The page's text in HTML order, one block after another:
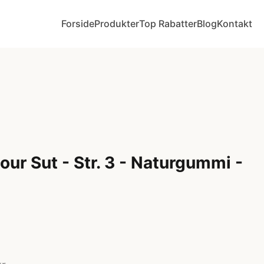
ForsideProdukterTop RabatterBlogKontakt
Sut - Str. 3 - Naturgummi -